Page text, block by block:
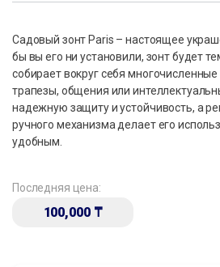
Садовый зонт Paris – настоящее
бы вы его ни установили, зонт будет
собирает вокруг себя
трапезы, общения или
надежную защиту и устойчивость, а
ручного механизма делает его
удобным.
Последняя цена:
100,000 ₸